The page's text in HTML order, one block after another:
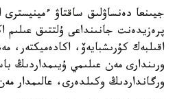
جيىنعا دەنساۋلىق ساقتاۋ ءمينيسترى
پرەزيدەنت جانىنداعى ۇلتتىق عىلىم
اقىلبەك كۇرىشبايەۆ، اكادەميكتەر،
ورىندارى مەن عىلىمي ۇيىمداردىڭ
ورگانداردىڭ وكىلدەرى، عالىمدار